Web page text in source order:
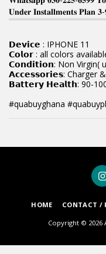
𝐔𝐧𝐝𝐞𝐫 𝐈𝐧𝐬𝐭𝐚𝐥𝐥𝐦𝐞𝐧𝐭𝐬 𝐏𝐥𝐚𝐧
𝗗𝗲𝘃𝗶𝗰𝗲 : IPHONE 11
𝗖𝗼𝗹𝗼𝗿 : all colors
𝗖𝗼𝗻𝗱𝗶𝘁𝗶𝗼𝗻: Non Virgin(
𝗔𝗰𝗰𝗲𝘀𝘀𝗼𝗿𝗶𝗲𝘀: Charger
𝗕𝗮𝘁𝘁𝗲𝗿𝘆 𝗛𝗲𝗮𝗹𝘁𝗵: 90-
#quabuyghana
HOME CONTACT /
Copyright © 2026